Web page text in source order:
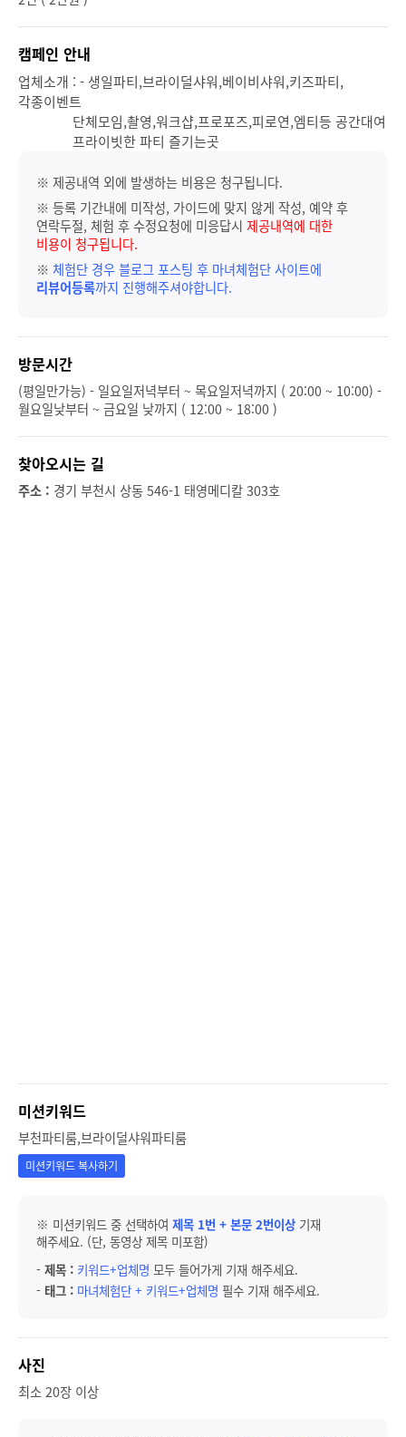
캠페인 안내
업체소개 : - 생일파티,브라이덜샤워,베이비샤워,키즈파티,
각종이벤트
단체모임,촬영,워크샵,프로포즈,피로연,엠티등 공간대여
프라이빗한 파티 즐기는곳
※ 제공내역 외에 발생하는 비용은 청구됩니다.
※ 등록 기간내에 미작성, 가이드에 맞지 않게 작성, 예약 후
연락두절, 체험 후 수정요청에 미응답시 제공내역에 대한
비용이 청구됩니다.
※ 체험단 경우 블로그 포스팅 후 마녀체험단 사이트에
리뷰어등록까지 진행해주셔야합니다.
방문시간
(평일만가능) - 일요일저녁부터 ~ 목요일저녁까지 ( 20:00 ~ 10:00) -
월요일낮부터 ~ 금요일 낮까지 ( 12:00 ~ 18:00 )
찾아오시는 길
주소 : 경기 부천시 상동 546-1 태영메디칼 303호
미션키워드
부천파티룸,브라이덜샤워파티룸
미션키워드 복사하기
※ 미션키워드 중 선택하여 제목 1번 + 본문 2번이상 기재
해주세요. (단, 동영상 제목 미포함)
- 제목 : 키워드+업체명 모두 들어가게 기재 해주세요.
- 태그 : 마녀체험단 + 키워드+업체명 필수 기재 해주세요.
사진
최소 20장 이상